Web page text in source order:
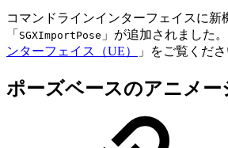
コマンドラインインターフェイスに新
「 SGXImportPose 」が追加されました。
ンターフェイス（UE）
」をご覧くださ
ポーズベースのアニメー